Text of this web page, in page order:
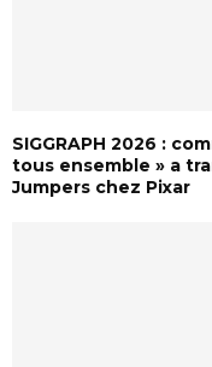
SIGGRAPH 2026 :
tous ensemble » a
Jumpers chez Pixar